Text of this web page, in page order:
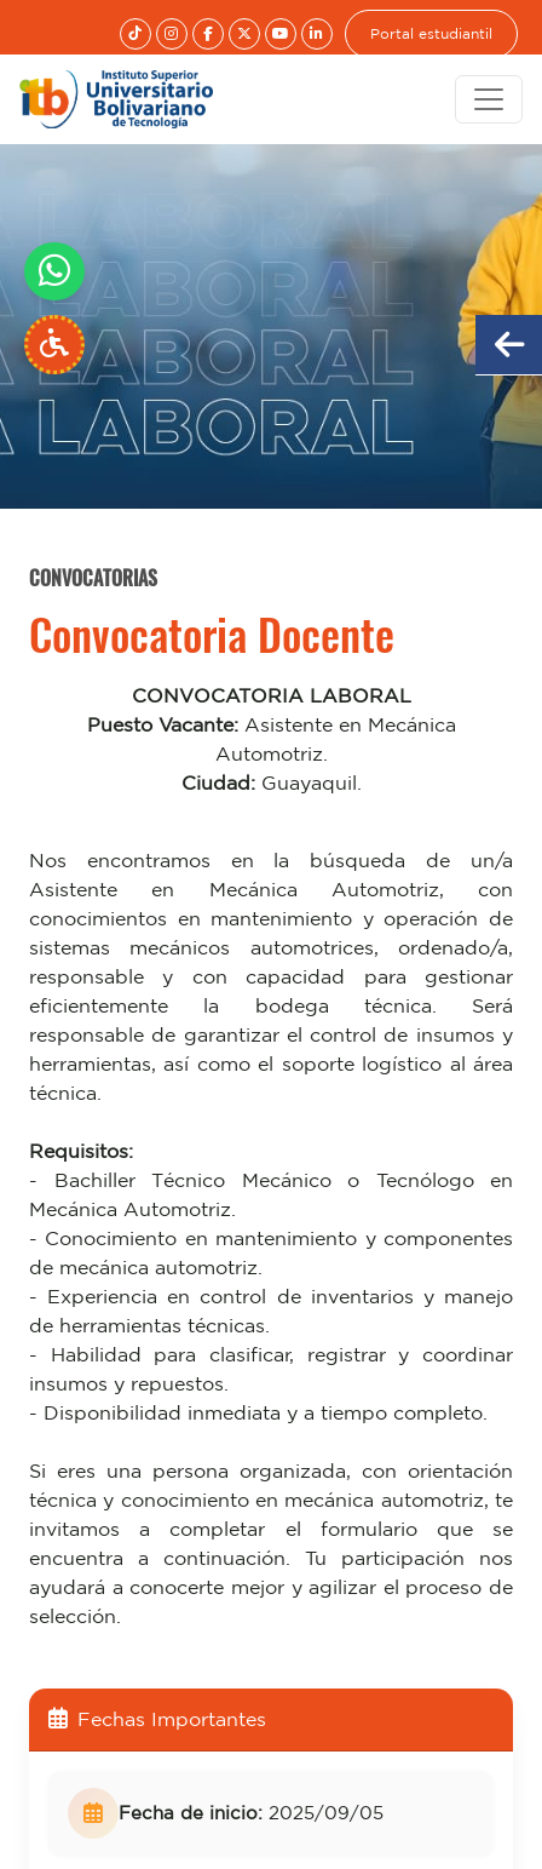
Portal estudiantil
CONVOCATORIAS
Convocatoria Docente
CONVOCATORIA LABORAL
Puesto Vacante:Asistente en Mecánica
Automotriz.
Ciudad:Guayaquil.
Nos encontramos en la búsqueda de un/a
Asistente en Mecánica Automotriz, con
conocimientos en mantenimiento y operación de
sistemas mecánicos automotrices, ordenado/a,
responsable y con capacidad para gestionar
eficientemente la bodega técnica. Será
responsable de garantizar el control de insumos y
herramientas, así como el soporte logístico al área
técnica.
Requisitos:
- Bachiller Técnico Mecánico o Tecnólogo en
Mecánica Automotriz.
- Conocimiento en mantenimiento y componentes
de mecánica automotriz.
- Experiencia en control de inventarios y manejo
de herramientas técnicas.
- Habilidad para clasificar, registrar y coordinar
insumos y repuestos.
- Disponibilidad inmediata y a tiempo completo.
Si eres una persona organizada, con orientación
técnica y conocimiento en mecánica automotriz, te
invitamos a completar el formulario que se
encuentra a continuación. Tu participación nos
ayudará a conocerte mejor y agilizar el proceso de
selección.
Fechas Importantes
Fecha de inicio: 2025/09/05